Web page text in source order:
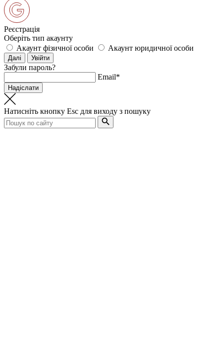
Реєстрація
Оберіть тип акаунту
Акаунт фізичної особи
Акаунт юридичної особи
Забули пароль?
Email*
Натисніть кнопку Esc для виходу з пошуку